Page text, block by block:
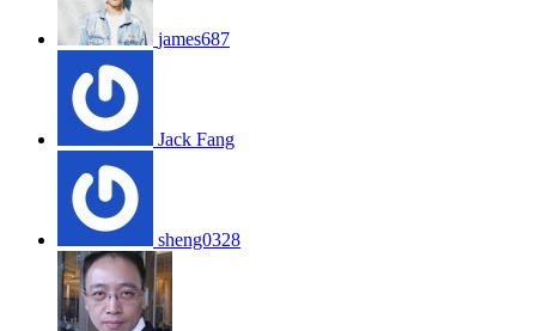
james687
Jack Fang
sheng0328